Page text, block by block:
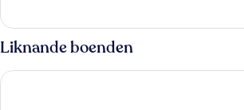
Liknande boenden
Hard Rock Hotel Madrid